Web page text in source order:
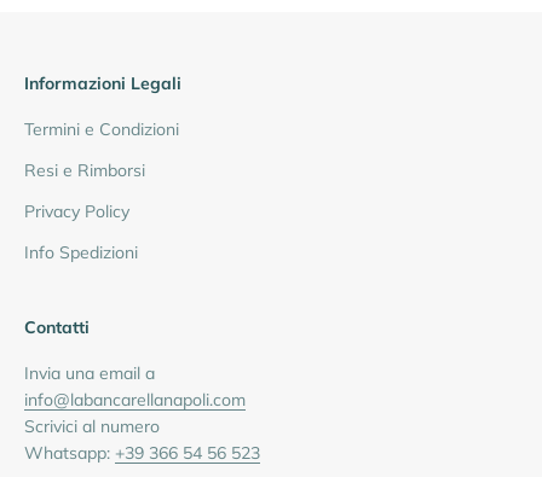
Informazioni Legali
Termini e Condizioni
Resi e Rimborsi
Privacy Policy
Info Spedizioni
Contatti
Invia una email a
info@labancarellanapoli.com
Scrivici al numero
Whatsapp: +39 366 54 56 523